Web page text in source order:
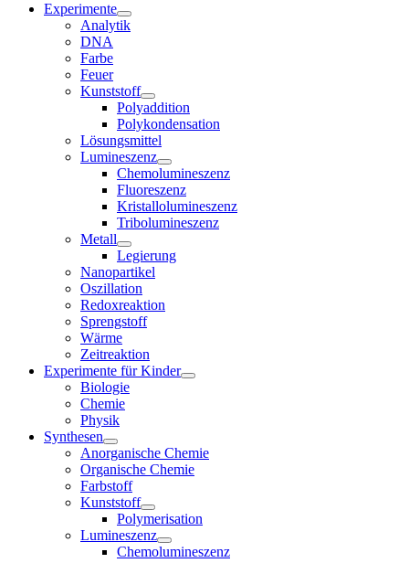
Experimente
Analytik
DNA
Farbe
Feuer
Kunststoff
Polyaddition
Polykondensation
Lösungsmittel
Lumineszenz
Chemolumineszenz
Fluoreszenz
Kristallolumineszenz
Tribolumineszenz
Metall
Legierung
Nanopartikel
Oszillation
Redoxreaktion
Sprengstoff
Wärme
Zeitreaktion
Experimente für Kinder
Biologie
Chemie
Physik
Synthesen
Anorganische Chemie
Organische Chemie
Farbstoff
Kunststoff
Polymerisation
Lumineszenz
Chemolumineszenz